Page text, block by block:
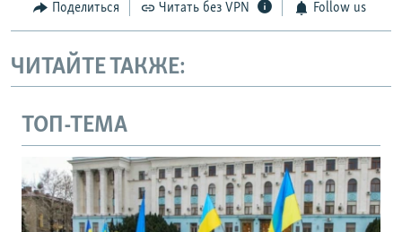
Поделиться Читать без VPN Follow us
ЧИТАЙТЕ ТАКЖЕ:
ТОП-ТЕМА